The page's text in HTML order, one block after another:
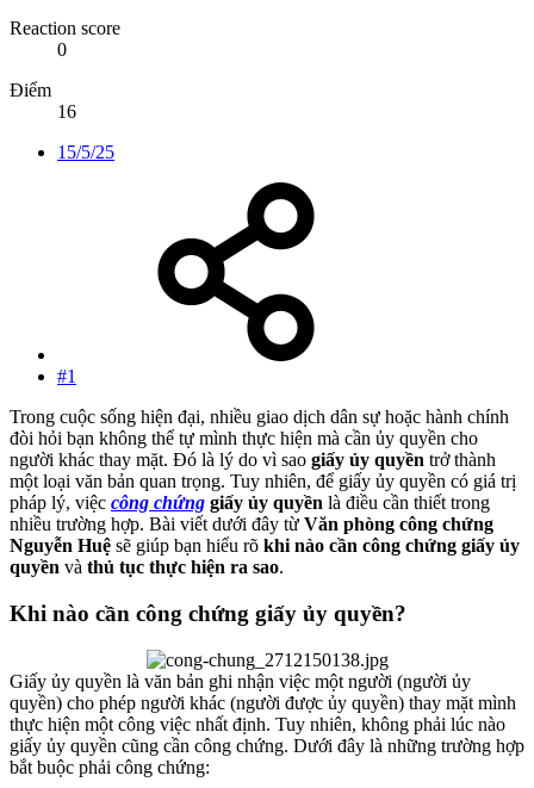
Reaction score
0
Điểm
16
15/5/25
#1
Trong cuộc sống hiện đại, nhiều giao dịch dân sự hoặc hành chính
đòi hỏi bạn không thể tự mình thực hiện mà cần ủy quyền cho
người khác thay mặt. Đó là lý do vì sao giấy ủy quyền trở thành
một loại văn bản quan trọng. Tuy nhiên, để giấy ủy quyền có giá trị
pháp lý, việc công chứng giấy ủy quyền là điều cần thiết trong
nhiều trường hợp. Bài viết dưới đây từ Văn phòng công chứng
Nguyễn Huệ sẽ giúp bạn hiểu rõ khi nào cần công chứng giấy ủy
quyền và thủ tục thực hiện ra sao.
Khi nào cần công chứng giấy ủy quyền?​
Giấy ủy quyền là văn bản ghi nhận việc một người (người ủy
quyền) cho phép người khác (người được ủy quyền) thay mặt mình
thực hiện một công việc nhất định. Tuy nhiên, không phải lúc nào
giấy ủy quyền cũng cần công chứng. Dưới đây là những trường hợp
bắt buộc phải công chứng: